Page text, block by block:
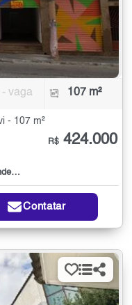
- vaga 107 m²
- 107 m²
R$ 424.000
Contatar